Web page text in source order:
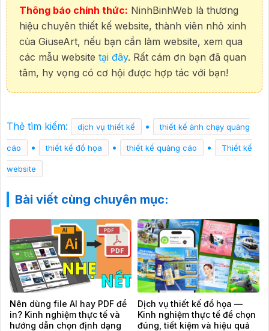
Thông báo chính thức: NinhBinhWeb là thương
hiệu chuyên thiết kế website, thành viên nhỏ xinh
của GiuseArt, nếu bạn cần làm website, xem qua
các mẫu website tại đây. Rất cám ơn bạn đã quan
tâm, hy vọng có cơ hội được hợp tác với bạn!
Thẻ tìm kiếm: dịch vụ thiết kế • thiết kế ảnh chạy quảng
cáo • thiết kế đồ họa • thiết kế quảng cáo • Thiết kế
website
Bài viết cùng chuyên mục:
Nên dùng file AI hay PDF để
in? Kinh nghiệm thực tế và
hướng dẫn chọn định dạng
Dịch vụ thiết kế đồ họa —
Kinh nghiệm thực tế để chọn
đúng, tiết kiệm và hiệu quả